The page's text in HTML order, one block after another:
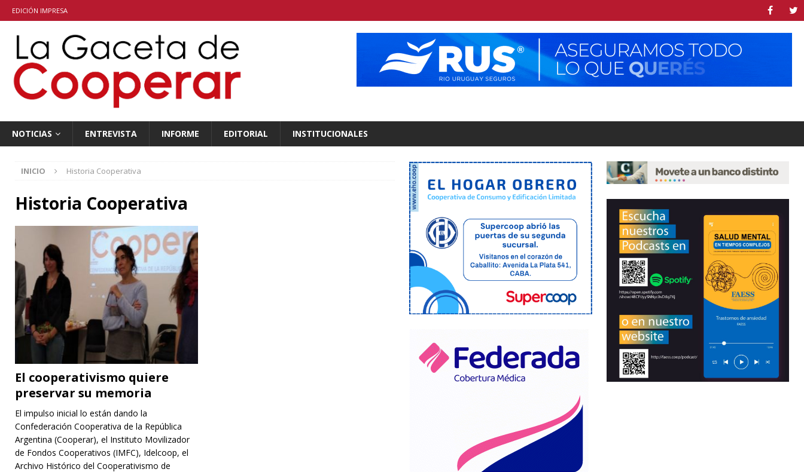
EDICIÓN IMPRESA
NOTICIAS ENTREVISTA INFORME EDITORIAL INSTITUCIONALES
INICIO Historia Cooperativa
Historia Cooperativa
El cooperativismo quiere
preservar su memoria
El impulso inicial lo están dando la
Confederación Cooperativa de la República
Argentina (Cooperar), el Instituto Movilizador
de Fondos Cooperativos (IMFC), Idelcoop, el
Archivo Histórico del Cooperativismo de